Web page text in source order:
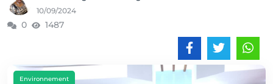
10/09/2024
0 1487
Environnement